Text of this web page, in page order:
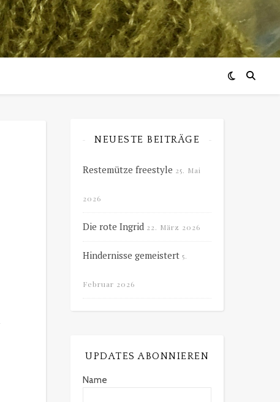
NEUESTE BEITRÄGE
Restemütze freestyle 25. Mai
2026
Die rote Ingrid 22. März 2026
Hindernisse gemeistert 5.
Februar 2026
UPDATES ABONNIEREN
Name